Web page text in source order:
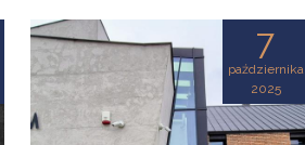
7
października
2025